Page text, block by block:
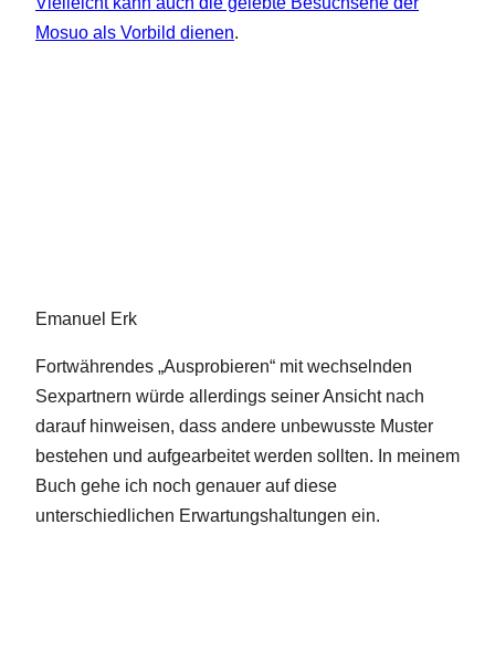
Mosuo als Vorbild dienen.
Emanuel Erk
Fortwährendes „Ausprobieren“ mit wechselnden
Sexpartnern würde allerdings seiner Ansicht nach
darauf hinweisen, dass andere unbewusste Muster
bestehen und aufgearbeitet werden sollten. In meinem
Buch gehe ich noch genauer auf diese
unterschiedlichen Erwartungshaltungen ein.